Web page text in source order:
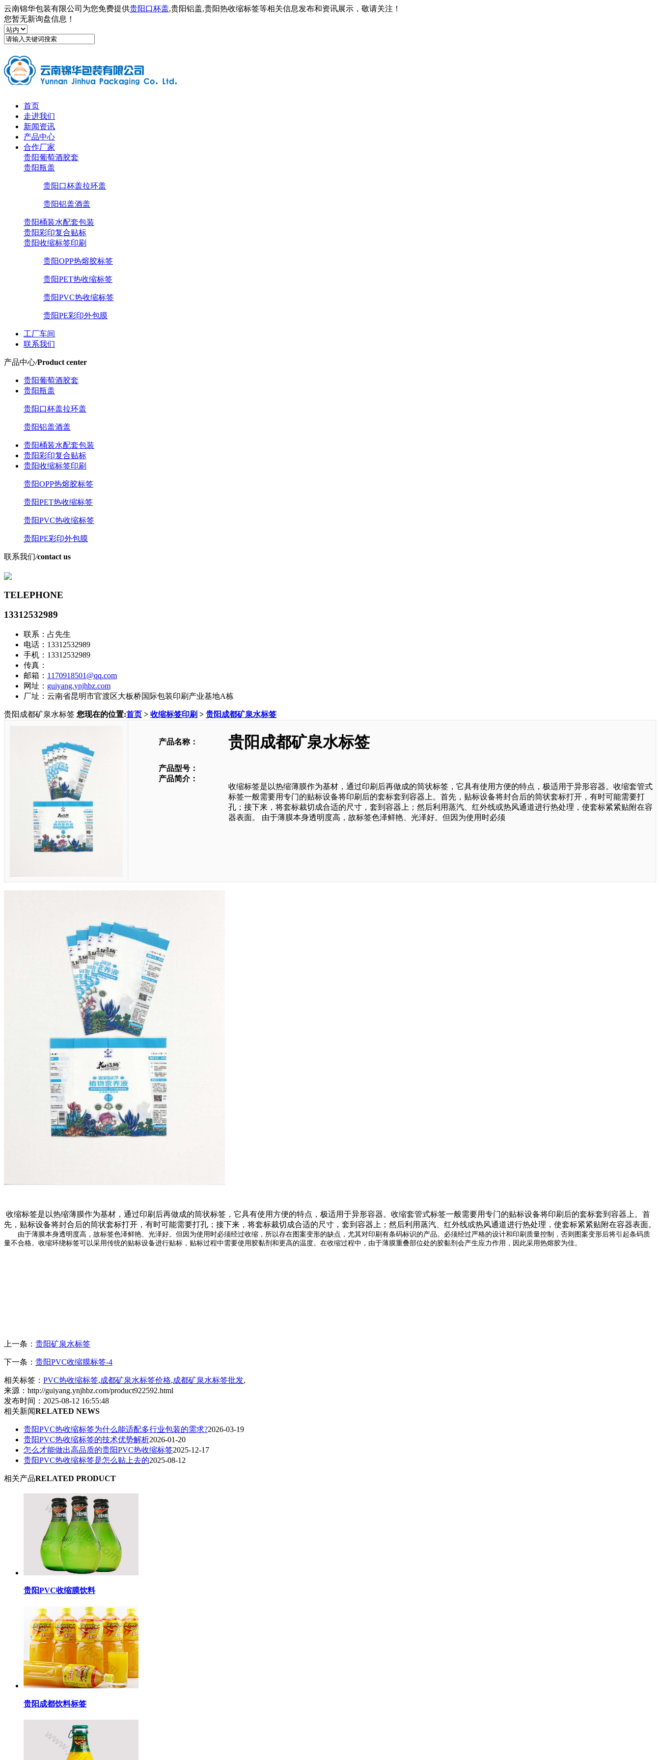
云南锦华包装有限公司为您免费提供贵阳口杯盖,贵阳铝盖,贵阳热收缩标签等相关信息发布和资讯展示，敬请关注！
您暂无新询盘信息！
首页
走进我们
新闻资讯
产品中心
合作厂家
贵阳葡萄酒胶套
贵阳瓶盖
贵阳口杯盖拉环盖
贵阳铝盖酒盖
贵阳桶装水配套包装
贵阳彩印复合贴标
贵阳收缩标签印刷
贵阳OPP热熔胶标签
贵阳PET热收缩标签
贵阳PVC热收缩标签
贵阳PE彩印外包膜
工厂车间
联系我们
产品中心/Product center
贵阳葡萄酒胶套
贵阳瓶盖
贵阳口杯盖拉环盖
贵阳铝盖酒盖
贵阳桶装水配套包装
贵阳彩印复合贴标
贵阳收缩标签印刷
贵阳OPP热熔胶标签
贵阳PET热收缩标签
贵阳PVC热收缩标签
贵阳PE彩印外包膜
联系我们/contact us
TELEPHONE
13312532989
联系：占先生
电话：13312532989
手机：13312532989
传真：
邮箱： 1170918501@qq.com
网址： guiyang.ynjhbz.com
厂址：云南省昆明市官渡区大板桥国际包装印刷产业基地A栋
贵阳成都矿泉水标签 您现在的位置:首页 > 收缩标签印刷 > 贵阳成都矿泉水标签
产品名称： 贵阳成都矿泉水标签
产品型号：
产品简介：
收缩标签是以热缩薄膜作为基材，通过印刷后再做成的筒状标签，它具有使用方便的特点，极适用于异形容器。收缩套管式
标签一般需要用专门的贴标设备将印刷后的套标套到容器上。首先，贴标设备将封合后的筒状套标打开，有时可能需要打
孔；接下来，将套标裁切成合适的尺寸，套到容器上；然后利用蒸汽、红外线或热风通道进行热处理，使套标紧紧贴附在容
器表面。 由于薄膜本身透明度高，故标签色泽鲜艳、光泽好。但因为使用时必须
收缩标签是以热缩薄膜作为基材，通过印刷后再做成的筒状标签，它具有使用方便的特点，极适用于异形容器。收缩套管式标签一般需要用专门的贴标设备将印刷后的套标套到容器上。首
先，贴标设备将封合后的筒状套标打开，有时可能需要打孔；接下来，将套标裁切成合适的尺寸，套到容器上；然后利用蒸汽、红外线或热风通道进行热处理，使套标紧紧贴附在容器表面。
由于薄膜本身透明度高，故标签色泽鲜艳、光泽好。但因为使用时必须经过收缩，所以存在图案变形的缺点，尤其对印刷有条码标识的产品。必须经过严格的设计和印刷质量控制，否则图案变形后将引起条码质
量不合格。收缩环绕标签可以采用传统的贴标设备进行贴标，贴标过程中需要使用胶黏剂和更高的温度。在收缩过程中，由于薄膜重叠部位处的胶黏剂会产生应力作用，因此采用热熔胶为佳。
上一条： 贵阳矿泉水标签
下一条： 贵阳PVC收缩膜标签-4
相关标签： PVC热收缩标签,成都矿泉水标签价格,成都矿泉水标签批发,
来源：http://guiyang.ynjhbz.com/product922592.html
发布时间：2025-08-12 16:55:48
相关新闻RELATED NEWS
贵阳PVC热收缩标签为什么能适配多行业包装的需求?2026-03-19
贵阳PVC热收缩标签的技术优势解析2026-01-20
怎么才能做出高品质的贵阳PVC热收缩标签2025-12-17
贵阳PVC热收缩标签是怎么贴上去的2025-08-12
相关产品RELATED PRODUCT
贵阳PVC收缩膜饮料
贵阳成都饮料标签